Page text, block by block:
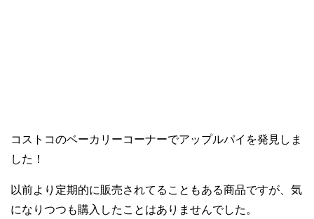
コストコのベーカリーコーナーでアップルパイを発見しま
した！
以前より定期的に販売されてることもある商品ですが、気
になりつつも購入したことはありませんでした。